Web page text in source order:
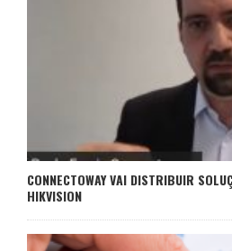
CONNECTOWAY VAI DISTRIBUIR
HIKVISION